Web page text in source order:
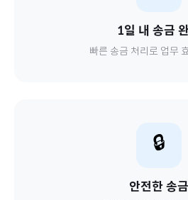
1일 내 송금
빠른 송금 처리로 업무
🔒
안전한 송금